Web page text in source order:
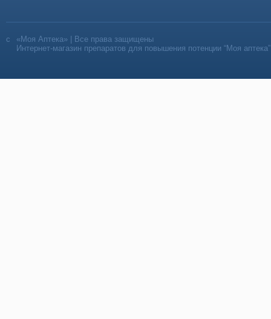
«Моя Аптека» | Все права защищены
Интернет-магазин препаратов для повышения потенции “Моя